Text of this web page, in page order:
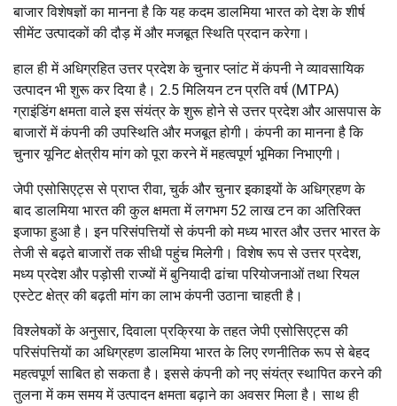
बाजार विशेषज्ञों का मानना है कि यह कदम डालमिया भारत को देश के शीर्ष
सीमेंट उत्पादकों की दौड़ में और मजबूत स्थिति प्रदान करेगा।
हाल ही में अधिग्रहित उत्तर प्रदेश के चुनार प्लांट में कंपनी ने व्यावसायिक
उत्पादन भी शुरू कर दिया है। 2.5 मिलियन टन प्रति वर्ष (MTPA)
ग्राइंडिंग क्षमता वाले इस संयंत्र के शुरू होने से उत्तर प्रदेश और आसपास के
बाजारों में कंपनी की उपस्थिति और मजबूत होगी। कंपनी का मानना है कि
चुनार यूनिट क्षेत्रीय मांग को पूरा करने में महत्वपूर्ण भूमिका निभाएगी।
जेपी एसोसिएट्स से प्राप्त रीवा, चुर्क और चुनार इकाइयों के अधिग्रहण के
बाद डालमिया भारत की कुल क्षमता में लगभग 52 लाख टन का अतिरिक्त
इजाफा हुआ है। इन परिसंपत्तियों से कंपनी को मध्य भारत और उत्तर भारत के
तेजी से बढ़ते बाजारों तक सीधी पहुंच मिलेगी। विशेष रूप से उत्तर प्रदेश,
मध्य प्रदेश और पड़ोसी राज्यों में बुनियादी ढांचा परियोजनाओं तथा रियल
एस्टेट क्षेत्र की बढ़ती मांग का लाभ कंपनी उठाना चाहती है।
विश्लेषकों के अनुसार, दिवाला प्रक्रिया के तहत जेपी एसोसिएट्स की
परिसंपत्तियों का अधिग्रहण डालमिया भारत के लिए रणनीतिक रूप से बेहद
महत्वपूर्ण साबित हो सकता है। इससे कंपनी को नए संयंत्र स्थापित करने की
तुलना में कम समय में उत्पादन क्षमता बढ़ाने का अवसर मिला है। साथ ही